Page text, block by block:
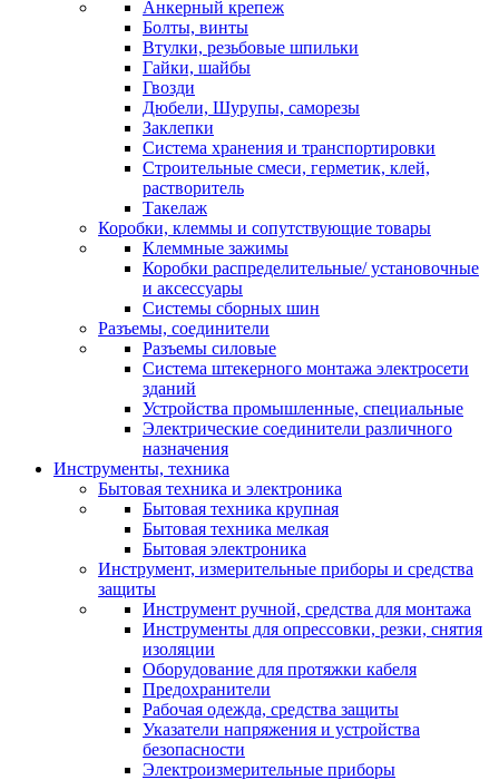
Анкерный крепеж
Болты, винты
Втулки, резьбовые шпильки
Гайки, шайбы
Гвозди
Дюбели, Шурупы, саморезы
Заклепки
Система хранения и транспортировки
Строительные смеси, герметик, клей,
растворитель
Такелаж
Коробки, клеммы и сопутствующие товары
Клеммные зажимы
Коробки распределительные/ установочные
и аксессуары
Системы сборных шин
Разъемы, соединители
Разъемы силовые
Система штекерного монтажа электросети
зданий
Устройства промышленные, специальные
Электрические соединители различного
назначения
Инструменты, техника
Бытовая техника и электроника
Бытовая техника крупная
Бытовая техника мелкая
Бытовая электроника
Инструмент, измерительные приборы и средства
защиты
Инструмент ручной, средства для монтажа
Инструменты для опрессовки, резки, снятия
изоляции
Оборудование для протяжки кабеля
Предохранители
Рабочая одежда, средства защиты
Указатели напряжения и устройства
безопасности
Электроизмерительные приборы